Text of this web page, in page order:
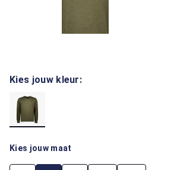
Kies jouw kleur:
Kies jouw maat